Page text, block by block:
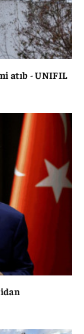
atıb - UNIFIL